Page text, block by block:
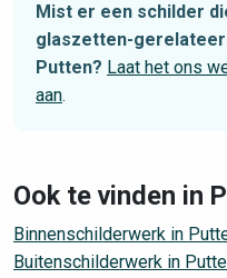
Mist er een schilder
glaszetten-
Putten? Laat het ons
aan.
Ook te vinden in
Binnenschilderwerk in
Buitenschilderwerk in